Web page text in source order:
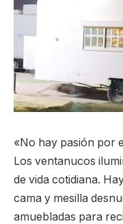
«No hay pasión por
Los ventanucos
de vida cotidiana.
cama y mesilla
amuebladas para